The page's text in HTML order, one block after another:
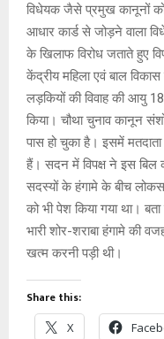
विधेयक जैसे प्रमुख कानूनों को
आधार कार्ड से जोड़ने वाला
के खिलाफ विरोध जताते हुए
केंद्रीय महिला एवं बाल
लड़कियों की विवाह की आयु
किया। चौथा चुनाव कानून
पास हो चुका है। इसमें
हैं। सदन में विपक्ष ने इस बिल का
सदस्यों के हंगामे के बीच
को भी पेश किया गया था।
भारी शोर-शराबा हंगामे की
खत्म करनी पड़ी थी।
Share this:
X